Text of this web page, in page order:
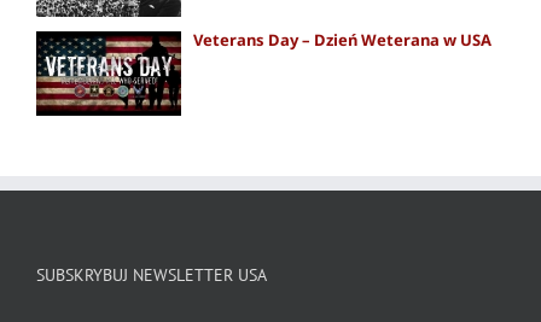
Veterans Day – Dzień Weterana w USA
SUBSKRYBUJ NEWSLETTER USA